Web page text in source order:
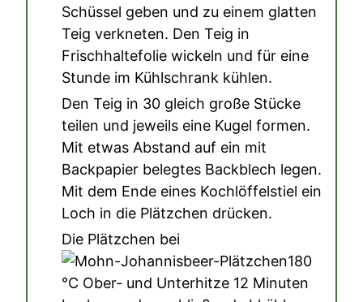
Schüssel geben und zu einem glatten
Teig verkneten. Den Teig in
Frischhaltefolie wickeln und für eine
Stunde im Kühlschrank kühlen.
Den Teig in 30 gleich große Stücke
teilen und jeweils eine Kugel formen.
Mit etwas Abstand auf ein mit
Backpapier belegtes Backblech legen.
Mit dem Ende eines Kochlöffelstiel ein
Loch in die Plätzchen drücken.
Die Plätzchen bei
180
°C Ober- und Unterhitze 12 Minuten